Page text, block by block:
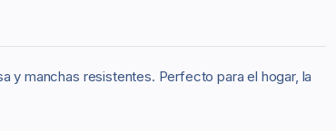
y manchas resistentes. Perfecto para el hogar, la